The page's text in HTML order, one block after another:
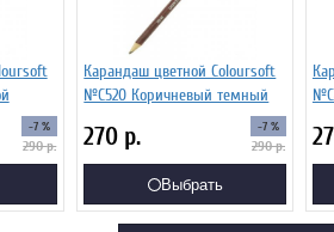
-7 %
290р.
Карандаш цветной Coloursoft
№C520 Коричневый темный
270 р. -7 %
290р.
Выбрать